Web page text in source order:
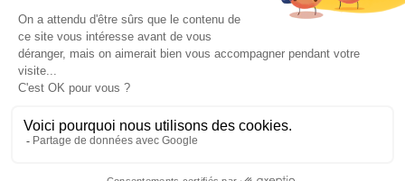
RNCP
Certifications professionnelles
© 2026 Talia. Tous droits réservés.
SIRET 908 805 690 00017NDA 11 75 64 86 775